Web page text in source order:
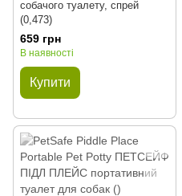
собачого туалету, спрей
(0,473)
659 грн
В наявності
Купити